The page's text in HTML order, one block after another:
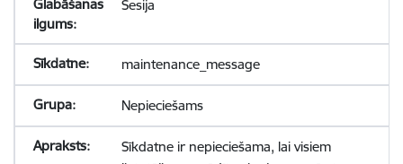
Sesija
maintenance_message
Nepieciešams
Sīkdatne ir nepieciešama, lai visiem